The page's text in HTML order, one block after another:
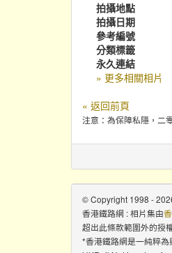
拍攝地點
拍攝日期
參考編號
分類標籤
永久連結
» 更多相關相片
« 返回前頁
注意：為保障私隱，二
© Copyright 1998 -
香港鐵路網 : 相片集由
超出此條款範圍外的授
*香港鐵路網是一純粹